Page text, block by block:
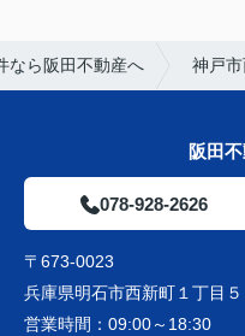
なら阪田不動産へ 神戸
阪田
078-928-2626
〒673-0023
兵庫県明石市西新町１丁目５
営業時間： 09:00～18:30